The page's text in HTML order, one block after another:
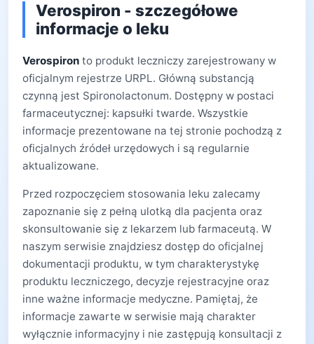
Verospiron - szczegółowe
informacje o leku
Verospiron to produkt leczniczy zarejestrowany w
oficjalnym rejestrze URPL. Główną substancją
czynną jest Spironolactonum. Dostępny w postaci
farmaceutycznej: kapsułki twarde. Wszystkie
informacje prezentowane na tej stronie pochodzą z
oficjalnych źródeł urzędowych i są regularnie
aktualizowane.
Przed rozpoczęciem stosowania leku zalecamy
zapoznanie się z pełną ulotką dla pacjenta oraz
skonsultowanie się z lekarzem lub farmaceutą. W
naszym serwisie znajdziesz dostęp do oficjalnej
dokumentacji produktu, w tym charakterystykę
produktu leczniczego, decyzje rejestracyjne oraz
inne ważne informacje medyczne. Pamiętaj, że
informacje zawarte w serwisie mają charakter
wyłącznie informacyjny i nie zastępują konsultacji z